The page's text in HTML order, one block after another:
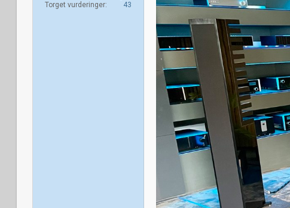
Torget vurderinger
43